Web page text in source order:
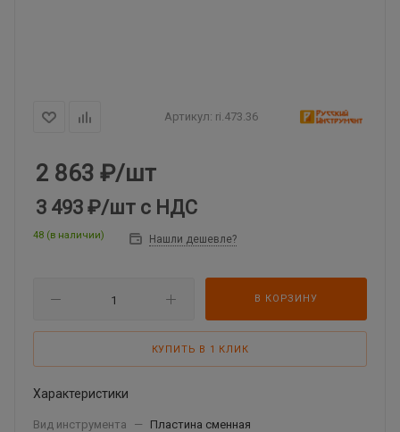
Артикул: ri.473.36
2 863 ₽/шт
3 493 ₽/шт с НДС
48 (в наличии) Нашли дешевле?
В КОРЗИНУ
КУПИТЬ В 1 КЛИК
Характеристики
Вид инструмента —
Пластина сменная